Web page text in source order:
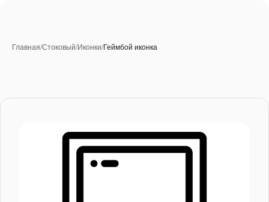
Главная/Стоковый/Иконки/Геймбой иконка